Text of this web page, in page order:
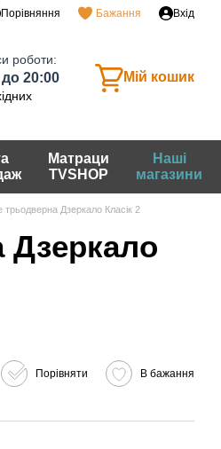
Порівняння Бажання Вхід
роботи:
до 20:00 Мій кошик
Матраци
TVSHOP
Наші
магазини
Дзеркало Класік 2
Порівняти В бажання